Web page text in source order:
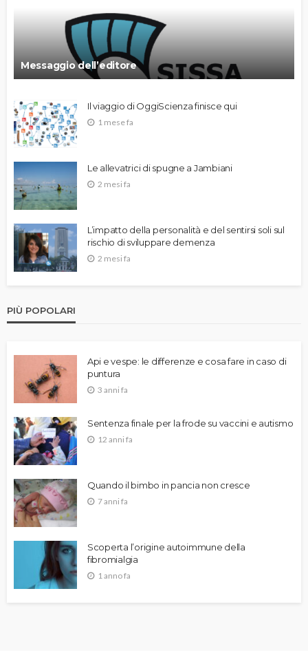
Messaggio dell’editore
Il viaggio di OggiScienza finisce qui
1 mese fa
Le allevatrici di spugne a Jambiani
2 mesi fa
L’impatto della personalità e del sentirsi soli sul
rischio di sviluppare demenza
2 mesi fa
PIÙ POPOLARI
Api e vespe: le differenze e cosa fare in caso di
puntura
3 anni fa
Sentenza finale per la frode su vaccini e autismo
12 anni fa
Quando il bimbo in pancia non cresce
7 anni fa
Scoperta l’origine autoimmune della
fibromialgia
1 anno fa